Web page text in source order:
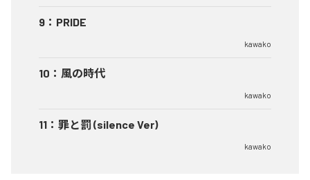
9 ： PRIDE
kawako
10 ： 風の時代
kawako
11 ： 罪と罰 (silence Ver)
kawako